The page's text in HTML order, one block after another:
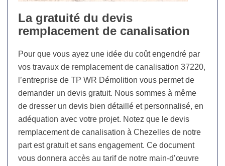
La gratuité du devis
remplacement de canalisation
Pour que vous ayez une idée du coût engendré par
vos travaux de remplacement de canalisation 37220,
l’entreprise de TP WR Démolition vous permet de
demander un devis gratuit. Nous sommes à même
de dresser un devis bien détaillé et personnalisé, en
adéquation avec votre projet. Notez que le devis
remplacement de canalisation à Chezelles de notre
part est gratuit et sans engagement. Ce document
vous donnera accès au tarif de notre main-d’œuvre